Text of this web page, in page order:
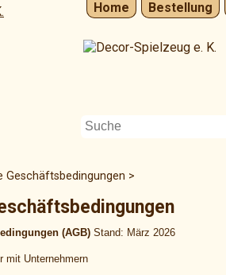
Home Bestellung
Geschäftsbedingungen
(AGB) Stand: März 2026
mit Unternehmern